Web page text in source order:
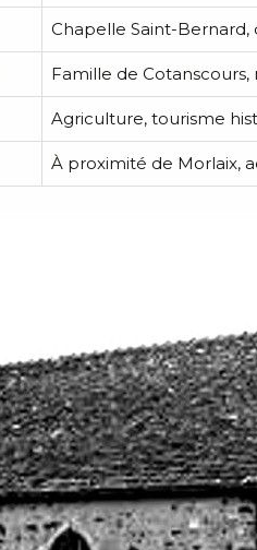
Chapelle Saint-
Famille de Cotanscours,
Agriculture, tourisme
À proximité de Morlaix,